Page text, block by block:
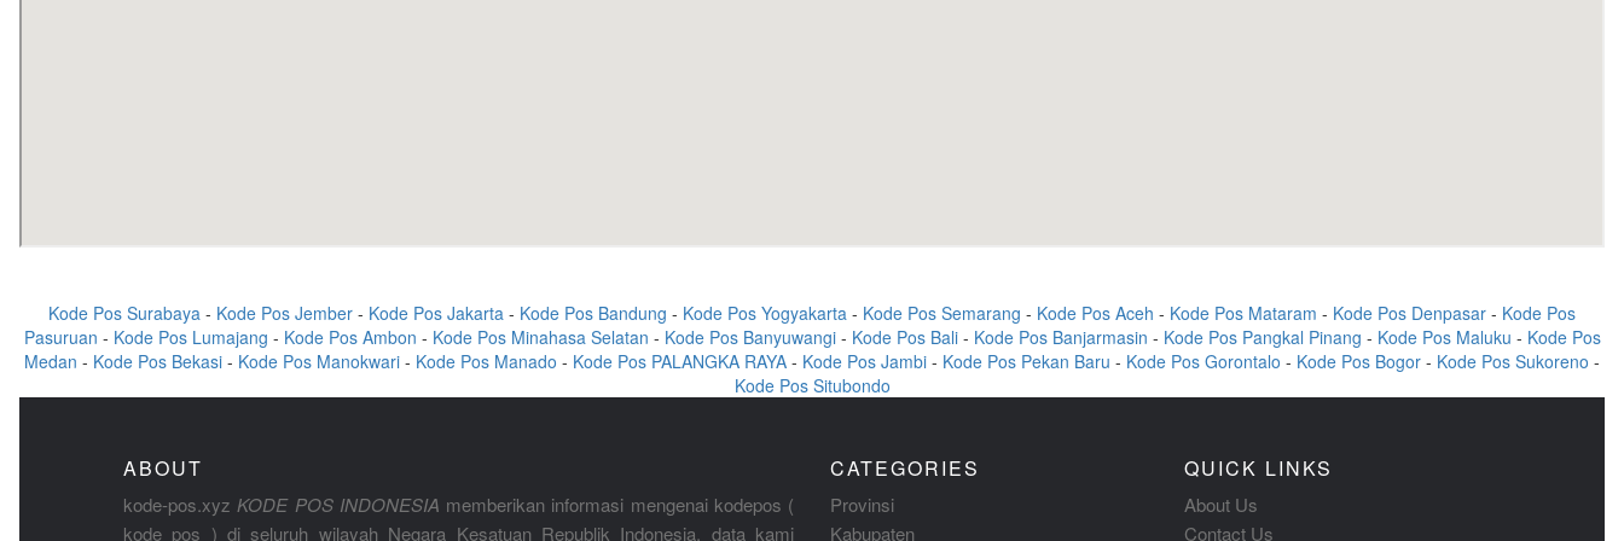
Kode Pos Surabaya - Kode Pos Jember - Kode Pos Jakarta - Kode Pos Bandung - Kode Pos Yogyakarta - Kode Pos Semarang - Kode Pos Aceh - Kode Pos Mataram - Kode Pos Denpasar - Kode Pos
Pasuruan - Kode Pos Lumajang - Kode Pos Ambon - Kode Pos Minahasa Selatan - Kode Pos Banyuwangi- Kode Pos Bali- Kode Pos Banjarmasin - Kode Pos Pangkal Pinang - Kode Pos Maluku - Kode Pos
Medan - Kode Pos Bekasi - Kode Pos Manokwari - Kode Pos Manado - Kode Pos PALANGKA RAYA - Kode Pos Jambi - Kode Pos Pekan Baru - Kode Pos Gorontalo - Kode Pos Bogor - Kode Pos Sukoreno -
Kode Pos Situbondo
ABOUT
kode-pos.xyz KODE POS INDONESIA memberikan informasi mengenai kodepos (
kode pos ) di seluruh wilayah Negara Kesatuan Republik Indonesia, data kami
CATEGORIES
Provinsi
Kabupaten
QUICK LINKS
About Us
Contact Us